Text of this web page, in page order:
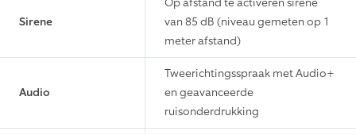
15,4 x 7 x 7 cm (inclusief
bevestiging)
Video
1080p HD, HDR, livebeeld,
nachtzicht in kleur